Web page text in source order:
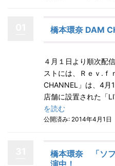
橋本環奈 DAM
４月１日より順次配
ストには、Ｒｅｖ.ｆ
CHANNEL」は、4月
店舗に設置された「
を読む
公開済み: 2014年4月1日
橋本環奈 「ソ
演中！